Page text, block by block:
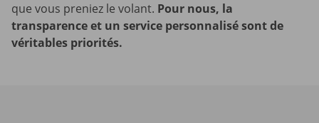
que vous preniez le volant. Pour nous, la
transparence et un service personnalisé sont de
véritables priorités.